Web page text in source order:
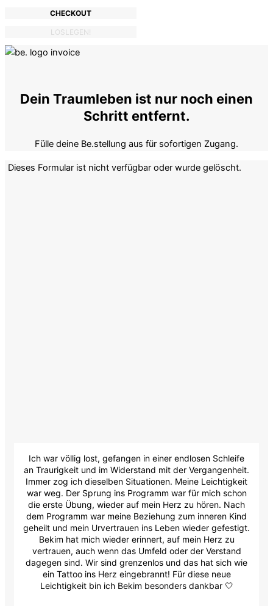
CHECKOUT
LOSLEGEN!
Dein Traumleben ist nur noch einen
Schritt entfernt.
Fülle deine Be.stellung aus für sofortigen Zugang.
Dieses Formular ist nicht verfügbar oder wurde gelöscht.
Ich war völlig lost, gefangen in einer endlosen Schleife
an Traurigkeit und im Widerstand mit der Vergangenheit.
Immer zog ich dieselben Situationen. Meine Leichtigkeit
war weg. Der Sprung ins Programm war für mich schon
die erste Übung, wieder auf mein Herz zu hören. Nach
dem Programm war meine Beziehung zum inneren Kind
geheilt und mein Urvertrauen ins Leben wieder gefestigt.
Bekim hat mich wieder erinnert, auf mein Herz zu
vertrauen, auch wenn das Umfeld oder der Verstand
dagegen sind. Wir sind grenzenlos und das hat sich wie
ein Tattoo ins Herz eingebrannt! Für diese neue
Leichtigkeit bin ich Bekim besonders dankbar 🤍